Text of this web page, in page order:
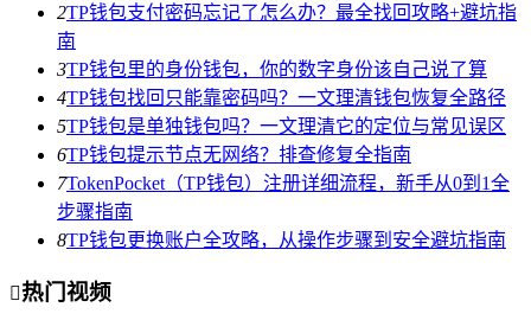
2TP钱包支付密码忘记了怎么办？最全找回攻略+避坑指
南
3TP钱包里的身份钱包，你的数字身份该自己说了算
4TP钱包找回只能靠密码吗？一文理清钱包恢复全路径
5TP钱包是单独钱包吗？一文理清它的定位与常见误区
6TP钱包提示节点无网络？排查修复全指南
7TokenPocket（TP钱包）注册详细流程，新手从0到1全
步骤指南
8TP钱包更换账户全攻略，从操作步骤到安全避坑指南
热门视频